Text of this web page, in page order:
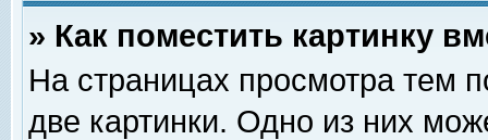
» Как поместить картинку
На страницах просмотра тем
две картинки. Одно из них